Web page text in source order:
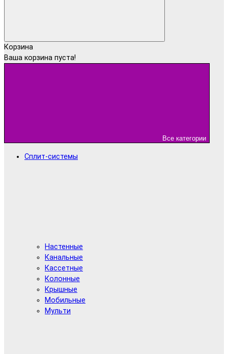
Корзина
Ваша корзина пуста!
Все категории
Сплит-системы
Настенные
Канальные
Кассетные
Колонные
Крышные
Мобильные
Мульти